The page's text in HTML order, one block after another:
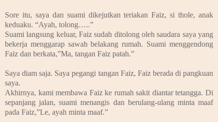
Sore itu, saya dan suami dikejutkan teriakan Faiz, si thole, anak
keduaku. “Ayah, tolong…..”
Suami langsung keluar, Faiz sudah ditolong oleh saudara saya yang
bekerja menggarap sawah belakang rumah. Suami menggendong
Faiz dan berkata,”Ma, tangan Faiz patah.”
Saya diam saja. Saya pegangi tangan Faiz, Faiz berada di pangkuan
saya.
Akhirnya, kami membawa Faiz ke rumah sakit diantar tetangga. Di
sepanjang jalan, suami menangis dan berulang-ulang minta maaf
pada Faiz,”Le, ayah minta maaf.”